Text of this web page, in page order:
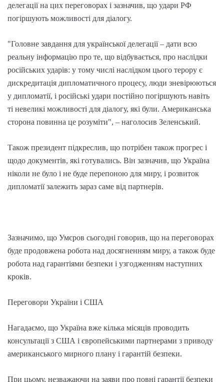
делегації на цих переговорах і зазначив, що удари РФ
погіршують можливості для діалогу.
"Головне завдання для української делегації – дати всю
реальну інформацію про те, що відбувається, про наслідки
російських ударів: у тому числі наслідком цього терору є
дискредитація дипломатичного процесу, люди зневірюються
у дипломатії, і російські удари постійно погіршують навіть
ті невеликі можливості для діалогу, які були. Американська
сторона повинна це розуміти", – наголосив Зеленський.
Також президент підкреслив, що потрібен також прогрес і
щодо документів, які готувались. Він зазначив, що Україна
ніколи не було і не буде перепоною для миру, і розвиток
дипломатії залежить зараз саме від партнерів.
Зазначимо, що Умєров сьогодні говорив, що на переговорах
буде продовжена робота над досягненням миру, а також буде
робота над гарантіями безпеки і узгодженням наступних
кроків.
Переговори України і США
Нагадаємо, що Україна вже кілька місяців проводить
консультації з США і європейськими партнерами з приводу
американського мирного плану і гарантій безпеки.
При цьому, незважаючи на заяви про повні гарантії безпеки